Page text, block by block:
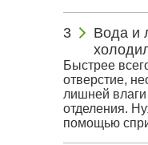
Вода и
Быстрее
отверстие,
лишней влаги
отделения.
помощью